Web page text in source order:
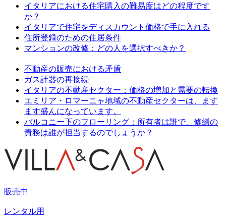
イタリアにおける住宅購入の難易度はどの程度です
か？
イタリアで住宅をディスカウント価格で手に入れる
住所登録のための住居条件
マンションの改修：どの人を選択すべきか？
不動産の販売における矛盾
ガス計器の再接続
イタリアの不動産セクター：価格の増加と需要の転換
エミリア・ロマーニャ地域の不動産セクターは、ます
ます盛んになっています。
バルコニー下のフローリング：所有者は誰で、修繕の
責務は誰が担当するのでしょうか？
販売中
レンタル用